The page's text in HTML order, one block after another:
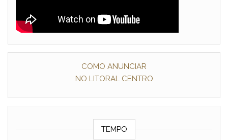
COMO ANUNCIAR
NO LITORAL CENTRO
TEMPO